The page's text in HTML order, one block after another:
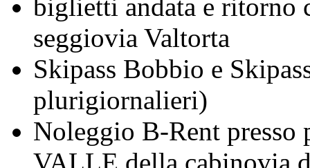
biglietti andata e ritorno
seggiovia Valtorta
Skipass Bobbio e
plurigiornalieri)
Noleggio B-Rent presso